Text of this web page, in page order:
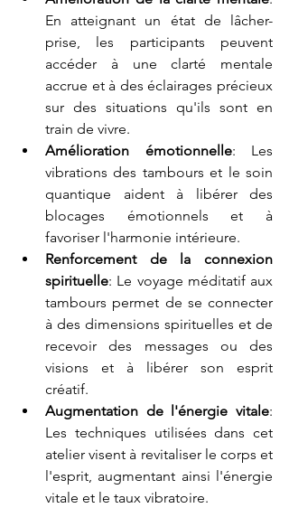
En atteignant un état de lâcher-
prise, les participants peuvent
accéder à une clarté mentale
accrue et à des éclairages précieux
sur des situations qu'ils sont en
train de vivre.
Amélioration émotionnelle: Les
vibrations des tambours et le soin
quantique aident à libérer des
blocages émotionnels et à
favoriser l'harmonie intérieure.
Renforcement de la connexion
spirituelle: Le voyage méditatif aux
tambours permet de se connecter
à des dimensions spirituelles et de
recevoir des messages ou des
visions et à libérer son esprit
créatif.
Augmentation de l'énergie vitale:
Les techniques utilisées dans cet
atelier visent à revitaliser le corps et
l'esprit, augmentant ainsi l'énergie
vitale et le taux vibratoire.